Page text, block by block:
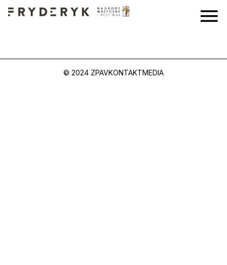
© 2024 ZPAVKONTAKTMEDIA